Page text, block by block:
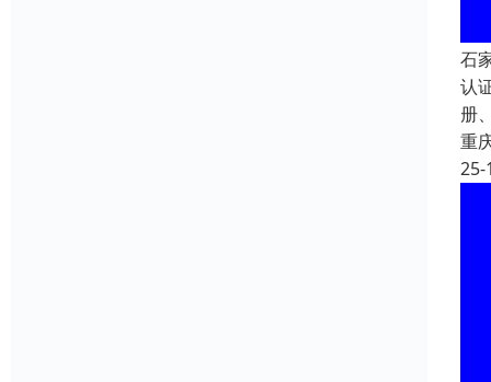
石
认
册
重
25-